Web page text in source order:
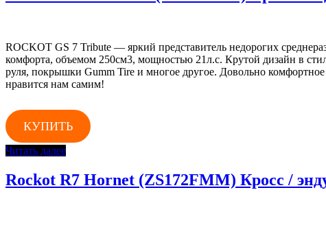
ROCKOT GS 7 Tribute — яркий представитель недорогих
комфорта, объемом 250см3, мощностью 21л.с. Крутой дизайн в
руля, покрышки Gumm Tire и многое другое. Довольно
нравится нам самим!
КУПИТЬ
Читать далее
Rockot R7 Hornet (ZS172FMM) Кросс /